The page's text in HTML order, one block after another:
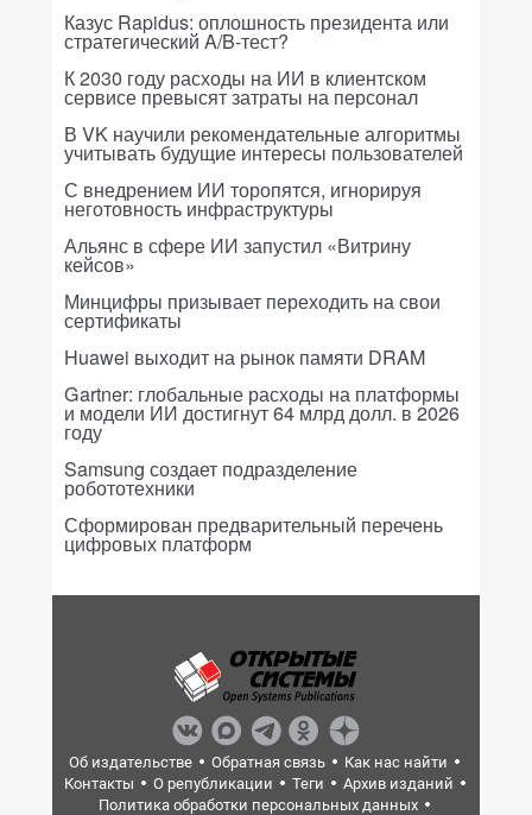
Казус Rapidus: оплошность президента или
стратегический A/B-тест?
К 2030 году расходы на ИИ в клиентском
сервисе превысят затраты на персонал
В VK научили рекомендательные алгоритмы
учитывать будущие интересы пользователей
С внедрением ИИ торопятся, игнорируя
неготовность инфраструктуры
Альянс в сфере ИИ запустил «Витрину
кейсов»
Минцифры призывает переходить на свои
сертификаты
Huawei выходит на рынок памяти DRAM
Gartner: глобальные расходы на платформы
и модели ИИ достигнут 64 млрд долл. в 2026
году
Samsung создает подразделение
робототехники
Сформирован предварительный перечень
цифровых платформ
Об издательстве Обратная связь
Как нас найти
Контакты
О републикации Теги
Архив изданий
Политика обработки персональных данных